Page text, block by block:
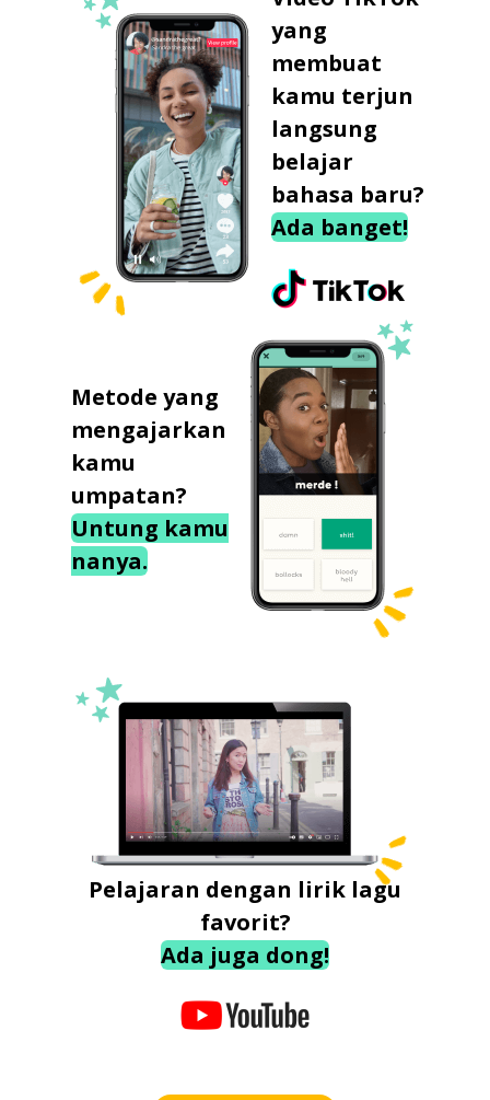
yang
membuat
kamu terjun
langsung
belajar
bahasa baru?
Ada banget!
Metode yang
mengajarkan
kamu
umpatan?
Untung kamu
nanya.
Pelajaran dengan lirik lagu
favorit?
Ada juga dong!